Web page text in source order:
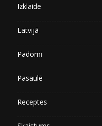
Izklaide
Latvijā
Padomi
Pasaulē
Receptes